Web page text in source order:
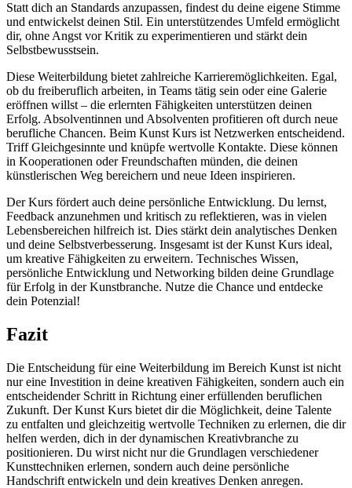
Statt dich an Standards anzupassen, findest du deine eigene Stimme
und entwickelst deinen Stil. Ein unterstützendes Umfeld ermöglicht
dir, ohne Angst vor Kritik zu experimentieren und stärkt dein
Selbstbewusstsein.
Diese Weiterbildung bietet zahlreiche Karrieremöglichkeiten. Egal,
ob du freiberuflich arbeiten, in Teams tätig sein oder eine Galerie
eröffnen willst – die erlernten Fähigkeiten unterstützen deinen
Erfolg. Absolventinnen und Absolventen profitieren oft durch neue
berufliche Chancen. Beim Kunst Kurs ist Netzwerken entscheidend.
Triff Gleichgesinnte und knüpfe wertvolle Kontakte. Diese können
in Kooperationen oder Freundschaften münden, die deinen
künstlerischen Weg bereichern und neue Ideen inspirieren.
Der Kurs fördert auch deine persönliche Entwicklung. Du lernst,
Feedback anzunehmen und kritisch zu reflektieren, was in vielen
Lebensbereichen hilfreich ist. Dies stärkt dein analytisches Denken
und deine Selbstverbesserung. Insgesamt ist der Kunst Kurs ideal,
um kreative Fähigkeiten zu erweitern. Technisches Wissen,
persönliche Entwicklung und Networking bilden deine Grundlage
für Erfolg in der Kunstbranche. Nutze die Chance und entdecke
dein Potenzial!
Fazit
Die Entscheidung für eine Weiterbildung im Bereich Kunst ist nicht
nur eine Investition in deine kreativen Fähigkeiten, sondern auch ein
entscheidender Schritt in Richtung einer erfüllenden beruflichen
Zukunft. Der Kunst Kurs bietet dir die Möglichkeit, deine Talente
zu entfalten und gleichzeitig wertvolle Techniken zu erlernen, die dir
helfen werden, dich in der dynamischen Kreativbranche zu
positionieren. Du wirst nicht nur die Grundlagen verschiedener
Kunsttechniken erlernen, sondern auch deine persönliche
Handschrift entwickeln und dein kreatives Denken anregen.